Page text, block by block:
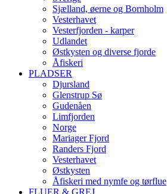
Sjælland, øerne og Bornholm
Vesterhavet
Vesterfjorden - karper
Udlandet
Østkysten og diverse fjorde
Åfiskeri
PLADSER
Djursland
Glenstrup Sø
Gudenåen
Limfjorden
Norge
Mariager Fjord
Randers Fjord
Vesterhavet
Østkysten
Åfiskeri med nymfe og tørflue